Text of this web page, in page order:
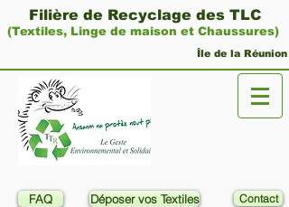
Filière de Recyclage des TLC
(Textiles, Linge de maison et Chaussures)
Île de la Réunion
FAQ Déposer vos Textiles Contact